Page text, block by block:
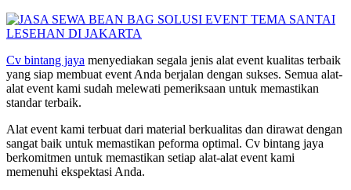
Cv bintang jaya menyediakan segala jenis alat event kualitas terbaik
yang siap membuat event Anda berjalan dengan sukses. Semua alat-
alat event kami sudah melewati pemeriksaan untuk memastikan
standar terbaik.
Alat event kami terbuat dari material berkualitas dan dirawat dengan
sangat baik untuk memastikan peforma optimal. Cv bintang jaya
berkomitmen untuk memastikan setiap alat-alat event kami
memenuhi ekspektasi Anda.